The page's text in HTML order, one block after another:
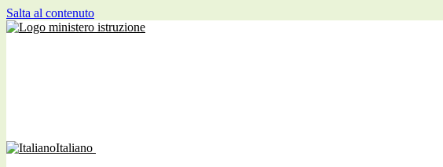
Salta al contenuto
Italiano